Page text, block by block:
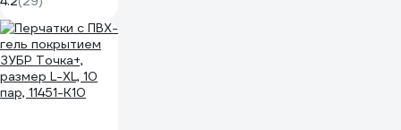
ФК-95 FFP2 11163-
2_z01